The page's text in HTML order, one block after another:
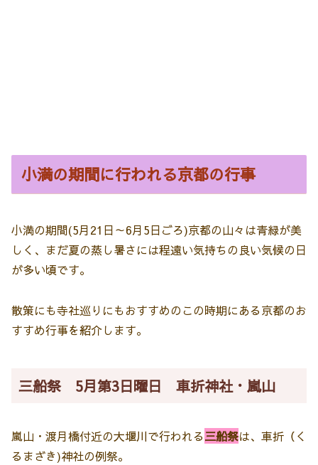
小満の期間に行われる京都の行事
小満の期間(5月21日～6月5日ごろ)京都の山々は青緑が美
しく、まだ夏の蒸し暑さには程遠い気持ちの良い気候の日
が多い頃です。
散策にも寺社巡りにもおすすめのこの時期にある京都のお
すすめ行事を紹介します。
三船祭 5月第3日曜日 車折神社・嵐山
嵐山・渡月橋付近の大堰川で行われる三船祭は、車折（く
るまざき)神社の例祭。